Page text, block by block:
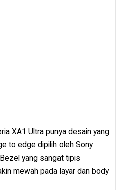
XA1 Ultra punya desain yang
to edge dipilih oleh Sony
yang sangat tipis
mewah pada layar dan body